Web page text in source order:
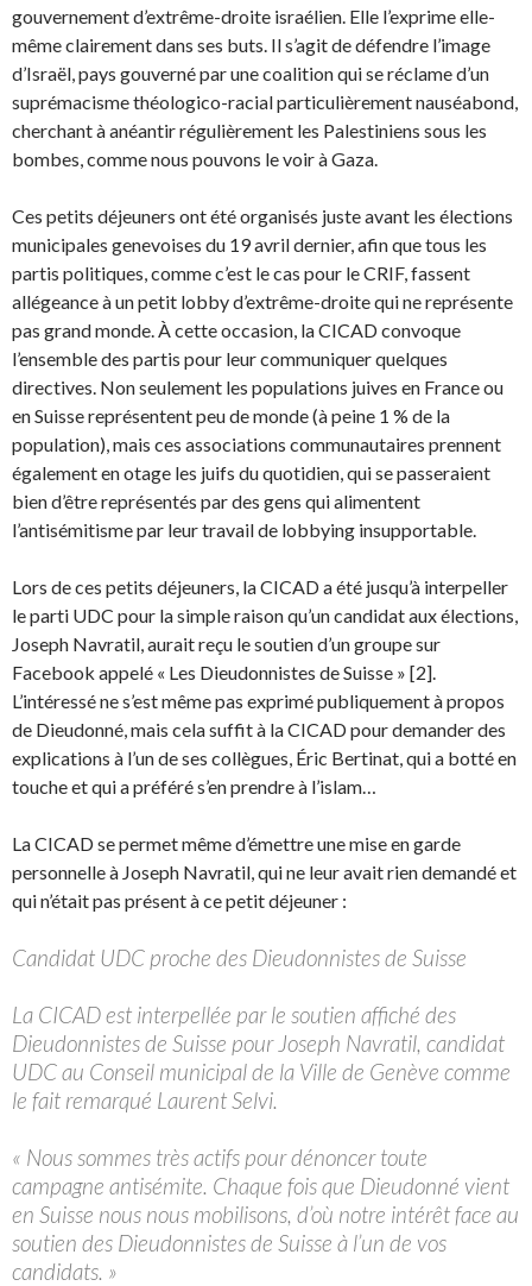
gouvernement d’extrême-droite israélien. Elle l’exprime elle-
même clairement dans ses buts. Il s’agit de défendre l’image
d’Israël, pays gouverné par une coalition qui se réclame d’un
suprémacisme théologico-racial particulièrement nauséabond,
cherchant à anéantir régulièrement les Palestiniens sous les
bombes, comme nous pouvons le voir à Gaza.
Ces petits déjeuners ont été organisés juste avant les élections
municipales genevoises du 19 avril dernier, afin que tous les
partis politiques, comme c’est le cas pour le CRIF, fassent
allégeance à un petit lobby d’extrême-droite qui ne représente
pas grand monde. À cette occasion, la CICAD convoque
l’ensemble des partis pour leur communiquer quelques
directives. Non seulement les populations juives en France ou
en Suisse représentent peu de monde (à peine 1 % de la
population), mais ces associations communautaires prennent
également en otage les juifs du quotidien, qui se passeraient
bien d’être représentés par des gens qui alimentent
l’antisémitisme par leur travail de lobbying insupportable.
Lors de ces petits déjeuners, la CICAD a été jusqu’à interpeller
le parti UDC pour la simple raison qu’un candidat aux élections,
Joseph Navratil, aurait reçu le soutien d’un groupe sur
Facebook appelé « Les Dieudonnistes de Suisse » [2].
L’intéressé ne s’est même pas exprimé publiquement à propos
de Dieudonné, mais cela suffit à la CICAD pour demander des
explications à l’un de ses collègues, Éric Bertinat, qui a botté en
touche et qui a préféré s’en prendre à l’islam…
La CICAD se permet même d’émettre une mise en garde
personnelle à Joseph Navratil, qui ne leur avait rien demandé et
qui n’était pas présent à ce petit déjeuner :
Candidat UDC proche des Dieudonnistes de Suisse
La CICAD est interpellée par le soutien affiché des
Dieudonnistes de Suisse pour Joseph Navratil, candidat
UDC au Conseil municipal de la Ville de Genève comme
le fait remarqué Laurent Selvi.
« Nous sommes très actifs pour dénoncer toute
campagne antisémite. Chaque fois que Dieudonné vient
en Suisse nous nous mobilisons, d’où notre intérêt face au
soutien des Dieudonnistes de Suisse à l’un de vos
candidats. »